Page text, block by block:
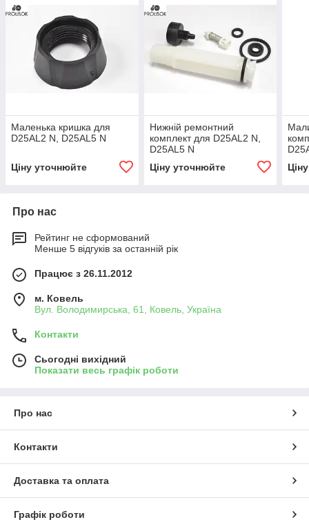
Маленька кришка для
D25AL2 N, D25AL5 N
Ціну уточнюйте
Нижній ремонтний
комплект для D25AL2 N,
D25AL5 N
Ціну уточнюйте
Про нас
Рейтинг не сформований
Менше 5 відгуків за останній рік
Працює з 26.11.2012
м. Ковель
Вул. Володимирська, 61, Ковель, Україна
Контакти
Сьогодні вихідний
Показати весь графік роботи
Про нас
Контакти
Доставка та оплата
Графік роботи